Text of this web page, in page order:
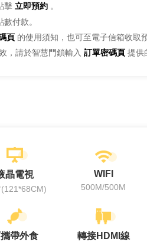
擊 立即預約 。
付款。
頁 的使用須知，也可至電子信箱收取
，請於智慧門鎖輸入 訂單密碼頁 提供
晶電視 WIFI
500M/500M
帶外食 轉接HDMI線